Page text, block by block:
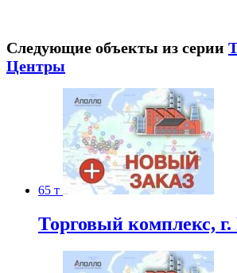
Следующие объекты из серии
Центры
65 т
Торговый комплекс,